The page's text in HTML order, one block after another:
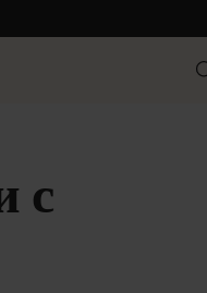
с